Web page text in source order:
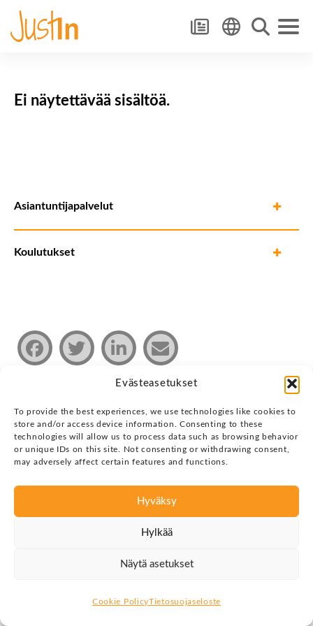
Evästeasetukset
To provide the best experiences, we use technologies like cookies to
store and/or access device information. Consenting to these
technologies will allow us to process data such as browsing behavior
or unique IDs on this site. Not consenting or withdrawing consent,
may adversely affect certain features and functions.
Hyväksy
Hylkää
Näytä asetukset
Cookie PolicyTietosuojaseloste
Ei näytettävää sisältöä.
Asiantuntijapalvelut
Koulutukset
Tietosuojaseloste
Copyright © 2026 Justin Group Oy. Kaikki oikeudet
pidätetään.